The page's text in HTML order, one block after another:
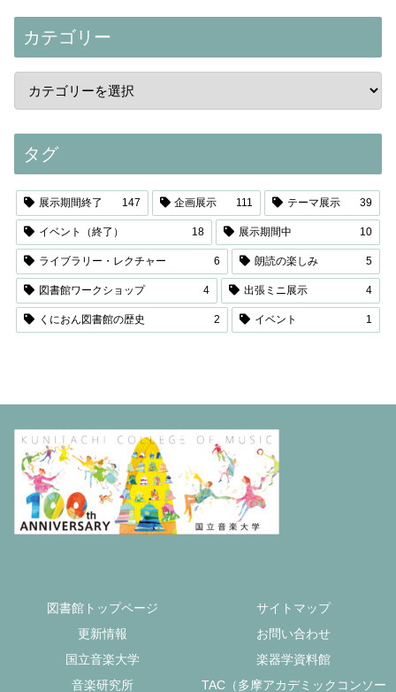
カテゴリー
タグ
展示期間終了 147 企画展示 111 テーマ展示 39
イベント（終了） 18 展示期間中 10
ライブラリー・レクチャー 6 朗読の楽しみ 5
図書館ワークショップ 4 出張ミニ展示 4
くにおん図書館の歴史 2 イベント 1
図書館トップページ
サイトマップ
更新情報
お問い合わせ
国立音楽大学
楽器学資料館
音楽研究所
TAC（多摩アカデミックコンソー